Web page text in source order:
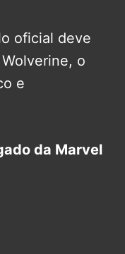
oficial deve
o
e
da Marvel